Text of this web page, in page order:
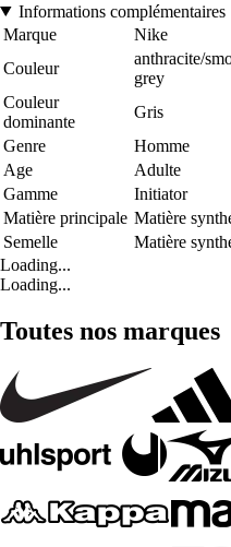
Informations complémentaires
Marque
Nike
Couleur
anthracite/
grey
Couleur
dominante
Gris
Genre
Homme
Age
Adulte
Gamme
Initiator
Matière principale Matière
Semelle
Matière
Loading...
Loading...
Toutes nos marques